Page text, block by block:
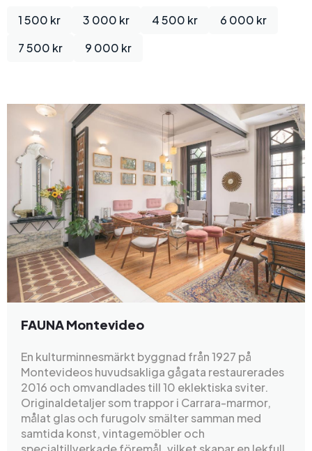
1 500 kr
3 000 kr 4 500 kr
6 000 kr
7 500 kr
9 000 kr
FAUNA Montevideo
En kulturminnesmärkt byggnad från 1927 på
Montevideos huvudsakliga gågata restaurerades
2016 och omvandlades till 10 eklektiska sviter.
Originaldetaljer som trappor i Carrara-marmor,
målat glas och furugolv smälter samman med
samtida konst, vintagemöbler och